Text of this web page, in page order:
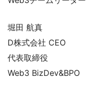
堀田 航真
D株式会社 CEO
代表取締役
Web3 BizDev&BPO